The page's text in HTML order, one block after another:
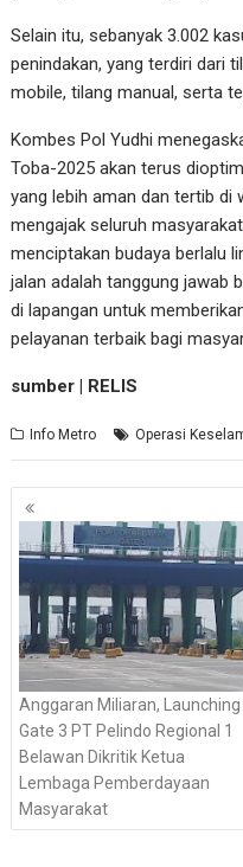
Selain itu, sebanyak 3.002
penindakan, yang terdiri dari
mobile, tilang manual, serta
Kombes Pol Yudhi
Toba-2025 akan terus
yang lebih aman dan tertib di
mengajak seluruh
menciptakan budaya berlalu
jalan adalah tanggung jawab
di lapangan untuk
pelayanan terbaik bagi
sumber | RELIS
Info Metro Operasi
Navigasi
pos
Anggaran Miliaran, Launching
Gate 3 PT Pelindo Regional 1
Belawan Dikritik Ketua
Lembaga Pemberdayaan
Masyarakat